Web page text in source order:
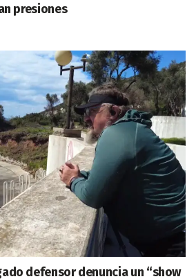
presiones
defensor denuncia un “show